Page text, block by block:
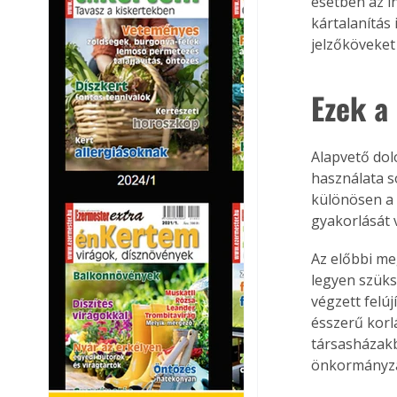
kártalanítás
Ezek
Alapvető
használata
különösen
gyakorlását
Az előbbi
legyen
végzett
ésszerű